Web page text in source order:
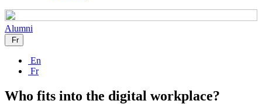
Alumni
Fr
En
Fr
Who fits into the digital workplace?